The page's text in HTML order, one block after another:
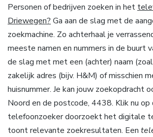
Personen of bedrijven zoeken in het
Driewegen? Ga aan de slag met de
zoekmachine. Zo achterhaal je
meeste namen en nummers in de buurt
de slag met met een (achter) naam
zakelijk adres (bijv. H&M) of misschien
huisnummer. Je kan jouw zoekopdracht
Noord en de postcode, 4438. Klik nu
telefoonzoeker doorzoekt het digitale
toont relevante zoekresultaten. Een